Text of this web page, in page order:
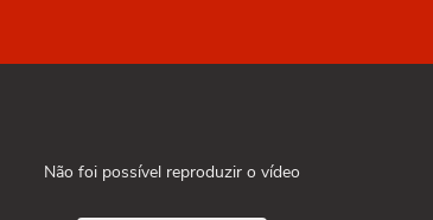
Não foi possível reproduzir o vídeo